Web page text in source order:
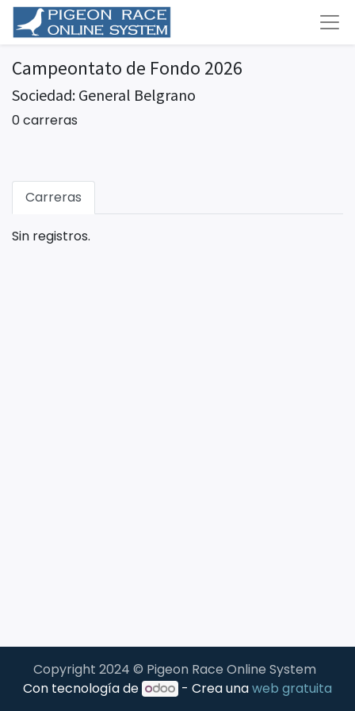
Campeontato de Fondo 2026
Sociedad: General Belgrano
0 carreras
Carreras
Sin registros.
Copyright 2024 © Pigeon Race Online System
Con tecnología de
- Crea unaweb gratuita